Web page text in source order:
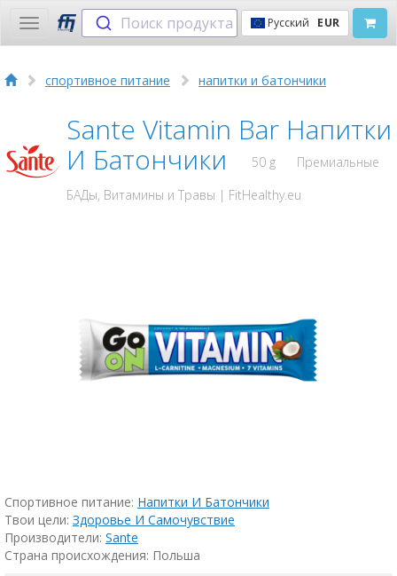
Toggle
navigation
Поиск продукта Русский EUR
спортивное питание напитки и батончики
Sante Vitamin Bar Напитки
И Батончики
50 g
Премиальные
БАДы, Витамины и Травы | FitHealthy.eu
Спортивное питание: Напитки И Батончики
Твои цели: Здоровье И Самочувствие
Производители: Sante
Страна происхождения: Польша